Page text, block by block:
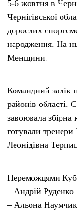
5-6 жовтня в
Чернігівської
дорослих
народження. На
Менщини.
Командний залік
районів області.
завоювала
готували тренери
Леонідівна
Переможцями
– Андрій Руденко
– Альона